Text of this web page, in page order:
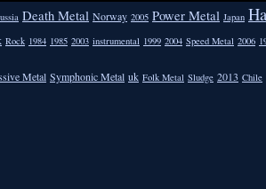
Death Metal Norway 2005 Power Metal Japan
Rock 1984 1985 2003 instrumental 1999 2004 Speed Metal 2006
Metal Symphonic Metal uk Folk Metal Sludge 2013 Chile